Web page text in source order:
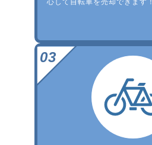
心して自転車を売却できます！